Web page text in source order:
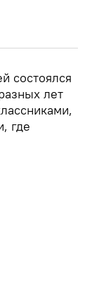
состоялся
лет
где